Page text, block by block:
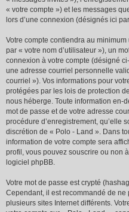
« votre compte ») et les messages
lors d’une connexion (désignés ici
Votre compte contiendra au
par « votre nom d’utilisateur »), un
connexion à votre compte (désigné
une adresse courriel personnelle
courriel »). Vos informations pour
protégées par les lois de protection
nous héberge. Toute information en-
mot de passe et de votre adresse
procédure d’enregistrement, qu’elle
discrétion de « Polo - Land ». Dans
information de votre compte sera
profil, vous pouvez souscrire ou non
logiciel phpBB.
Votre mot de passe est crypté
Cependant, il est recommandé de
plusieurs sites Internet différents.